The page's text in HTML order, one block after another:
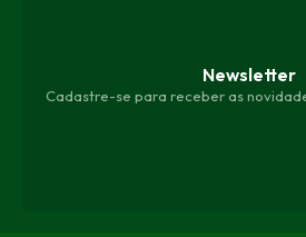
Newsletter
Cadastre-se para receber as